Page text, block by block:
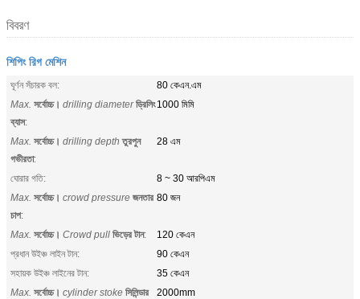
বিবরণ
শিপিং রিগ মেশিন
ঘূর্ণন সঁচারক বল:
80 কেএন.এম
Max. সর্বোচ্চ। drilling diameter ড্রিলিং
ব্যাস:
1000 মিমি
Max. সর্বোচ্চ। drilling depth তুরপুন
গভীরতা:
28 এম
ঘোরার গতি:
8 ~ 30 আরপিএম
Max. সর্বোচ্চ। crowd pressure জনতার
চাপ:
80 জন
Max. সর্বোচ্চ। Crowd pull ভিড়ের টান:
120 কেএন
প্রধান উইঞ্চ লাইন টান:
90 কেএন
সহায়ক উইঞ্চ লাইনের টান:
35 কেএন
Max. সর্বোচ্চ। cylinder stoke সিলিন্ডার
2000mm